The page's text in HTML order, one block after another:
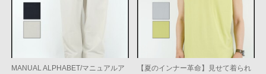
MANUAL ALPHABET/マニュアルア
【夏のインナー革命】見せて着られ